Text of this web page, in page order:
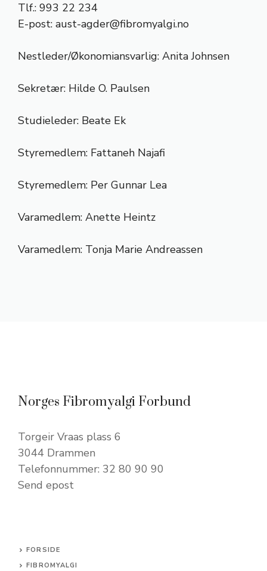
Tlf.: 993 22 234
E-post: aust-agder@fibromyalgi.no
Nestleder/Økonomiansvarlig: Anita Johnsen
Sekretær: Hilde O. Paulsen
Studieleder: Beate Ek
Styremedlem: Fattaneh Najafi
Styremedlem: Per Gunnar Lea
Varamedlem: Anette Heintz
Varamedlem: Tonja Marie Andreassen
Norges Fibromyalgi Forbund
Torgeir Vraas plass 6
3044 Drammen
Telefonnummer: 32 80 90 90
Send epost
FORSIDE
FIBROMYALGI